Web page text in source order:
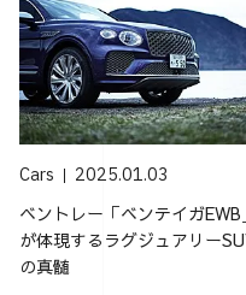
Cars 2025.01.03
ベントレー「ベンテイガEWB
が体現するラグジュアリー
の真髄